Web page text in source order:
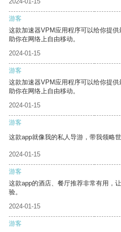
游客
这款加速器VPM应用程序可以给你提
助你在网络上自由移动。
2024-01-15
游客
这款加速器VPM应用程序可以给你提
助你在网络上自由移动。
2024-01-15
游客
这款app就像我的私人导游，带我领略
2024-01-15
游客
这款app的酒店、餐厅推荐非常有用，
验。
2024-01-15
游客